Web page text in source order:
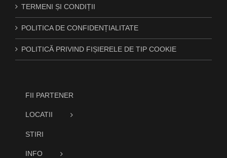
TERMENI ȘI CONDIȚII
POLITICA DE CONFIDENȚIALITATE
POLITICĂ PRIVIND FIȘIERELE DE TIP COOKIE
FII PARTENER
LOCATII
STIRI
INFO